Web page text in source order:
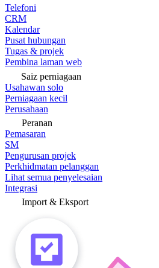
Telefoni
CRM
Kalendar
Pusat hubungan
Tugas & projek
Pembina laman web
Saiz perniagaan
Usahawan solo
Perniagaan kecil
Perusahaan
Peranan
Pemasaran
SM
Pengurusan projek
Perkhidmatan pelanggan
Lihat semua penyelesaian
Integrasi
Import & Eksport